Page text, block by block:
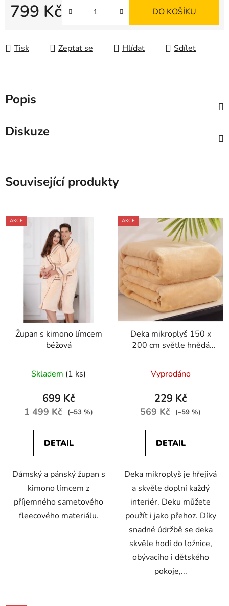
799 Kč DO KOŠÍKU
Tisk Zeptat se Hlídat Sdílet
Popis
Diskuze
Související produkty
AKCE
Župan s kimono límcem
béžová
Skladem (1 ks)
699 Kč
1 499 Kč (–53 %)
DETAIL
Dámský a pánský župan s
kimono límcem z
příjemného sametového
fleecového materiálu.
AKCE
Deka mikroplyš 150 x
200 cm světle hnědá
Vyprodáno
229 Kč
569 Kč (–59 %)
DETAIL
Deka mikroplyš je hřejivá
a skvěle doplní každý
interiér. Deku můžete
použít i jako přehoz. Díky
snadné údržbě se deka
skvěle hodí do ložnice,
obývacího i dětského
pokoje,...